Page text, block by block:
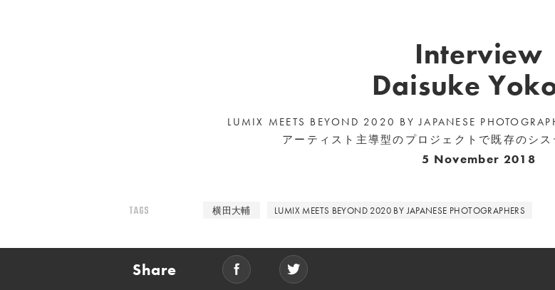
Interview
Daisuke
LUMIX MEETS BEYOND 2020 BY JAPANESE
アーティスト主導型のプロジェクトで既存のシ
5 November 2018
TAGS 横田大輔 LUMIX MEETS BEYOND 2020 BY JAPANESE PHOTOGRAPHERS
Share